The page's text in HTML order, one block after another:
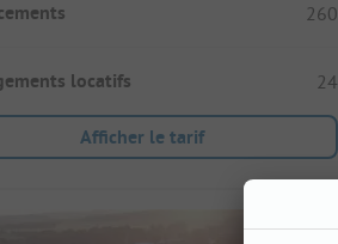
260
locatifs 24
Afficher le tarif